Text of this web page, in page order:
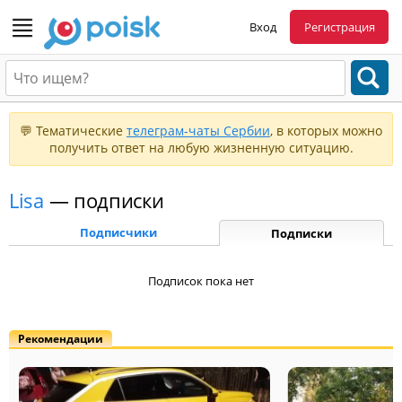
Вход Регистрация
💬 Тематические телеграм-чаты Сербии, в которых можно
получить ответ на любую жизненную ситуацию.
Lisa — подписки
Подписчики Подписки
Подписок пока нет
Рекомендации